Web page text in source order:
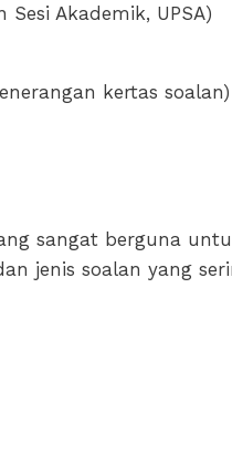
–
quantity
Akademik, UPSA)
kertas soalan)
sangat berguna
jenis soalan yang